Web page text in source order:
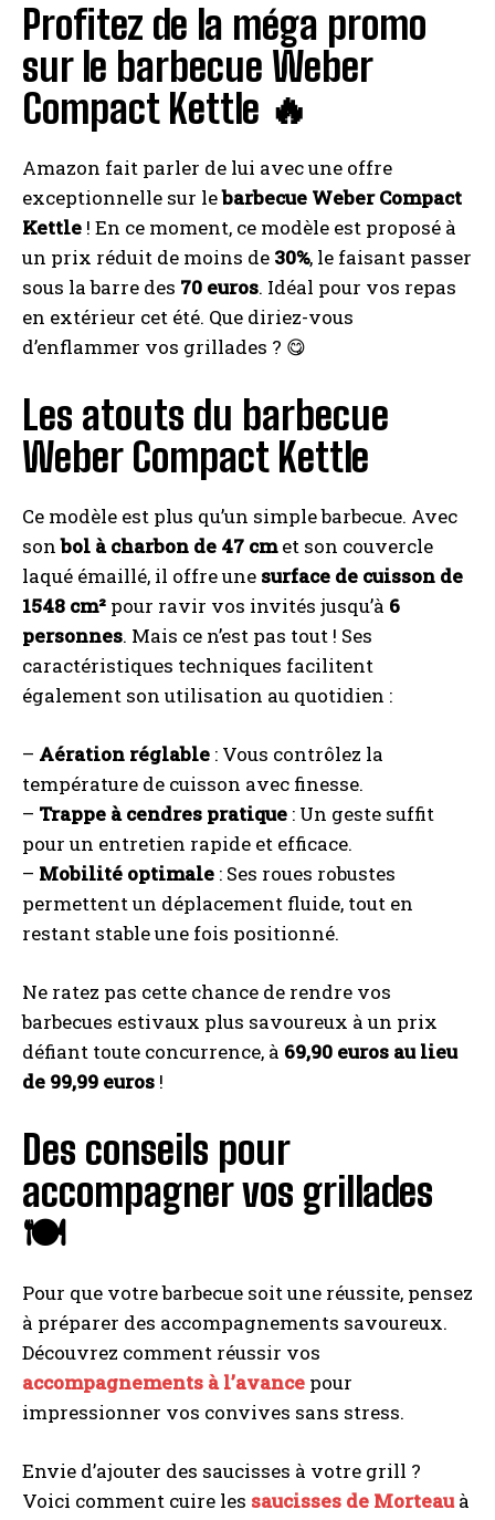
Profitez de la méga promo
sur le barbecue Weber
Compact Kettle 🔥
Amazon fait parler de lui avec une offre
exceptionnelle sur lebarbecue Weber Compact
Kettle ! En ce moment, ce modèle est proposé à
un prix réduit de moins de 30%, le faisant passer
sous la barre des 70 euros. Idéal pour vos repas
en extérieur cet été. Que diriez-vous
d’enflammer vos grillades ? 😋
Les atouts du barbecue
Weber Compact Kettle
Ce modèle est plus qu’un simple barbecue. Avec
sonbol à charbon de 47 cmet son couvercle
laqué émaillé, il offre une surface de cuisson de
1548 cm² pour ravir vos invités jusqu’à 6
personnes. Mais ce n’est pas tout ! Ses
caractéristiques techniques facilitent
également son utilisation au quotidien :
– Aération réglable : Vous contrôlez la
température de cuisson avec finesse.
– Trappe à cendres pratique : Un geste suffit
pour un entretien rapide et efficace.
– Mobilité optimale : Ses roues robustes
permettent un déplacement fluide, tout en
restant stable une fois positionné.
Ne ratez pas cette chance de rendre vos
barbecues estivaux plus savoureux à un prix
défiant toute concurrence, à 69,90 euros au lieu
de 99,99 euros !
Des conseils pour
accompagner vos grillades
🍽️
Pour que votre barbecue soit une réussite, pensez
à préparer des accompagnements savoureux.
Découvrez comment réussir vos
accompagnements à l’avance pour
impressionner vos convives sans stress.
Envie d’ajouter des saucisses à votre grill ?
Voici comment cuire les saucisses de Morteauà